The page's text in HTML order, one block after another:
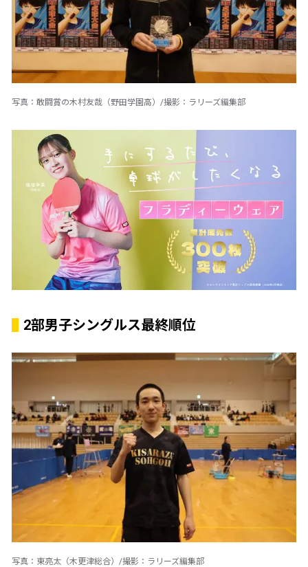
写真：敢闘賞の木村友哉（野田学園高）/撮影：ラリーズ編集部
2部男子シングルス最終順位
写真：東亮太（木更津総合）/撮影：ラリーズ編集部